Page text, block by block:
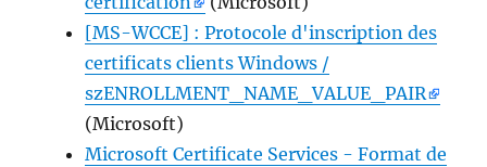
[MS-WCCE] : Protocole d'inscription des
certificats clients Windows /
szENROLLMENT_NAME_VALUE_PAIR
(Microsoft)
Microsoft Certificate Services - Format de